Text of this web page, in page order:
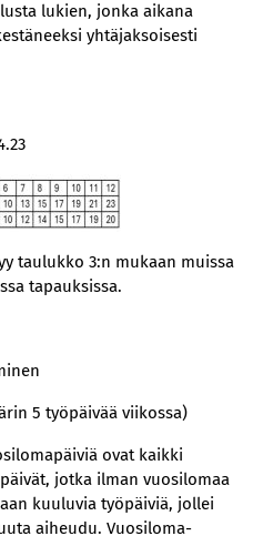
lukien, jonka aikana
yhtäjaksoisesti
taulukko 3:n mukaan muissa
tapauksissa.
5 työpäivää viikossa)
ovat kaikki
jotka ilman vuosilomaa
kuuluvia työpäiviä, jollei
aiheudu. Vuosiloma-